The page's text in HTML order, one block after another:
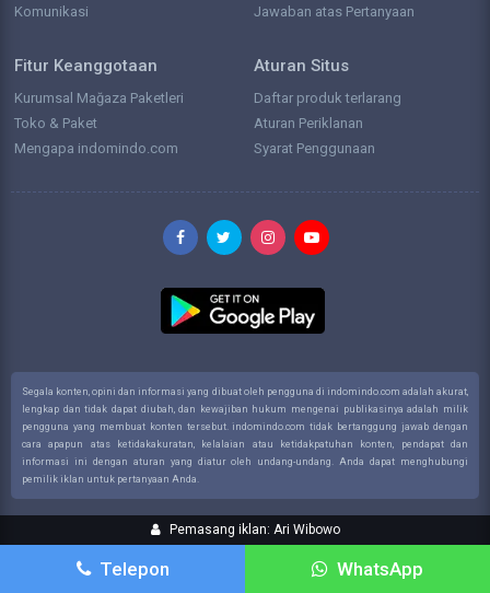
Pemasang iklan: Ari Wibowo
Telepon WhatsApp
Komunikasi
Jawaban atas Pertanyaan
Fitur Keanggotaan
Kurumsal Mağaza Paketleri
Toko & Paket
Mengapa indomindo.com
Aturan Situs
Daftar produk terlarang
Aturan Periklanan
Syarat Penggunaan
Segala konten, opini dan informasi yang dibuat oleh pengguna di indomindo.com adalah akurat,
lengkap dan tidak dapat diubah, dan kewajiban hukum mengenai publikasinya adalah milik
pengguna yang membuat konten tersebut. indomindo.com tidak bertanggung jawab dengan
cara apapun atas ketidakakuratan, kelalaian atau ketidakpatuhan konten, pendapat dan
informasi ini dengan aturan yang diatur oleh undang-undang. Anda dapat menghubungi
pemilik iklan untuk pertanyaan Anda.